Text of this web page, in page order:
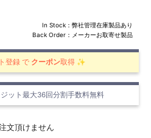
In Stock：弊社管理在庫製品あり
Back Order：メーカーお取寄せ製品
登録 で クーポン取得 ✨
ット最大36回分割手数料無料
文頂けません